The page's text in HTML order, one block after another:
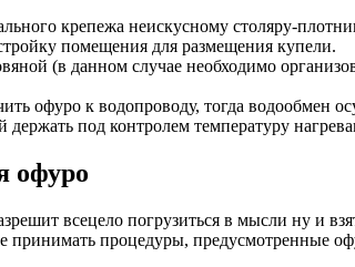
крепежа неискусному столяру-
помещения для размещения купели.
(в данном случае необходимо
офуро к водопроводу, тогда
под контролем температуру
офуро
всецело погрузиться в мысли ну и
принимать процедуры, предусмотренные